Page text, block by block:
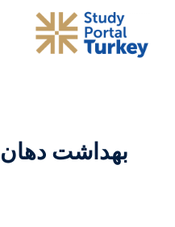
دندان / دانشگاه